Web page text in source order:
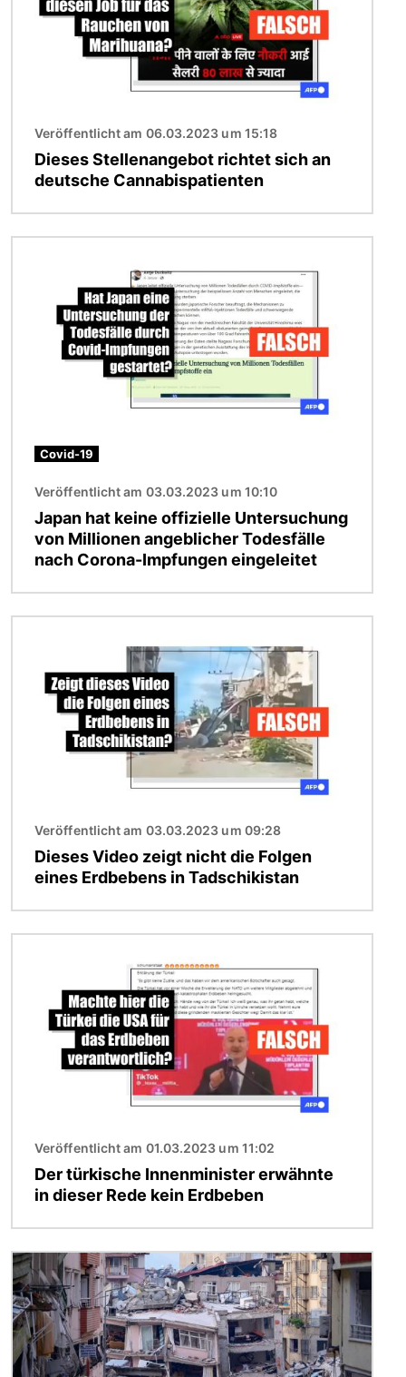
Veröffentlicht am 06.03.2023 um 15:18
Dieses Stellenangebot richtet sich an
deutsche Cannabispatienten
Covid-19
Veröffentlicht am 03.03.2023 um 10:10
Japan hat keine offizielle Untersuchung
von Millionen angeblicher Todesfälle
nach Corona-Impfungen eingeleitet
Veröffentlicht am 03.03.2023 um 09:28
Dieses Video zeigt nicht die Folgen
eines Erdbebens in Tadschikistan
Veröffentlicht am 01.03.2023 um 11:02
Der türkische Innenminister erwähnte
in dieser Rede kein Erdbeben
Bild